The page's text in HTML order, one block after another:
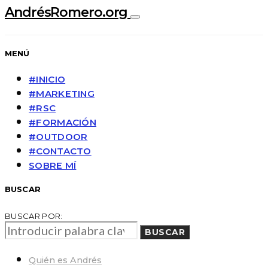
AndrésRomero.org
MENÚ
#INICIO
#MARKETING
#RSC
#FORMACIÓN
#OUTDOOR
#CONTACTO
SOBRE MÍ
BUSCAR
BUSCAR POR:
BUSCAR
Quién es Andrés